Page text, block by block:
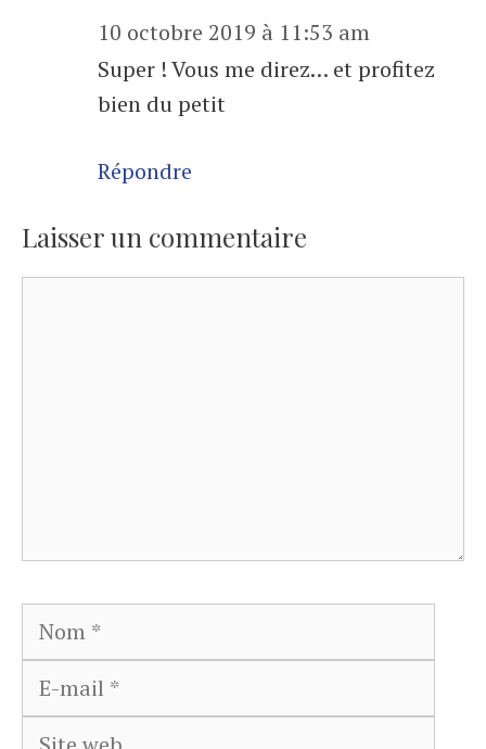
10 octobre 2019 à 11:53 am
Super ! Vous me direz… et profitez
bien du petit
Répondre
Laisser un commentaire
Nom